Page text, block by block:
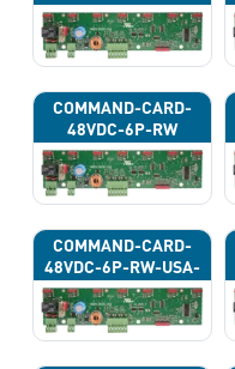
COMMAND-CARD-
48VDC-6P-RW
COMMAND-CARD-
48VDC-6P-RW-USA-
43H